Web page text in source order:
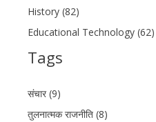
History (82)
Educational Technology (62)
Tags
संचार (9)
तुलनात्मक राजनीति (8)